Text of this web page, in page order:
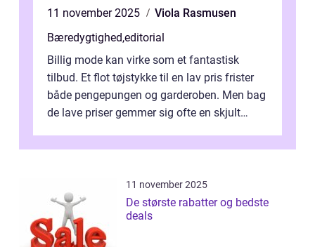
11 november 2025
Viola Rasmusen
Bæredygtighed,editorial
Billig mode kan virke som et fantastisk
tilbud. Et flot tøjstykke til en lav pris frister
både pengepungen og garderoben. Men bag
de lave priser gemmer sig ofte en skjult
11 november 2025
De største rabatter og bedste
deals